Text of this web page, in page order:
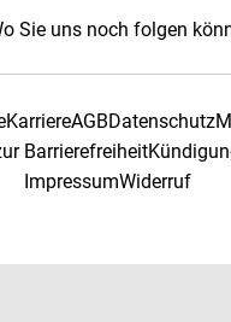
Sie uns noch folgen
KarriereAGBDatenschutz
Barrierefreiheit
ImpressumWiderruf